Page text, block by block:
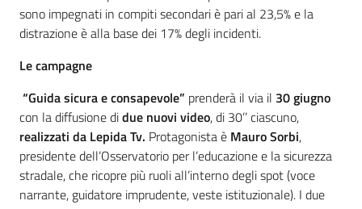
sono impegnati in compiti secondari è pari al 23,5% e la
distrazione è alla base dei 17% degli incidenti.
Le campagne
“Guida sicura e consapevole” prenderà il via il 30 giugno
con la diffusione didue nuovi video, di 30’’ ciascuno,
realizzati da Lepida Tv. Protagonista è Mauro Sorbi,
presidente dell’Osservatorio per l’educazione e la sicurezza
stradale, che ricopre più ruoli all’interno degli spot (voce
narrante, guidatore imprudente, veste istituzionale). I due